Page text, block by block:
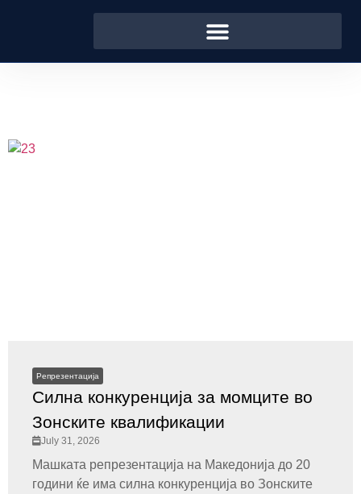
Репрезентација
Силна конкуренција за момците во
Зонските квалификации
July 31, 2026
Машката репрезентација на Македонија до 20
години ќе има силна конкуренција во Зонските